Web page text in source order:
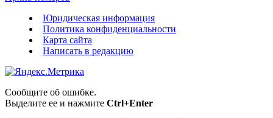
Юридическая информация
Политика конфиденциальности
Карта сайта
Написать в редакцию
Сообщите об ошибке.
Выделите ее и нажмите Ctrl+Enter